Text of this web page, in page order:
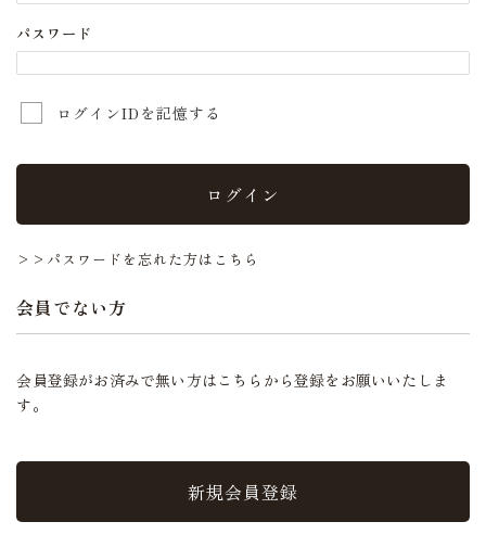
パスワード
ログインIDを記憶する
ログイン
>>パスワードを忘れた方はこちら
会員でない方
会員登録がお済みで無い方はこちらから登録をお願いいたしま
す。
新規会員登録